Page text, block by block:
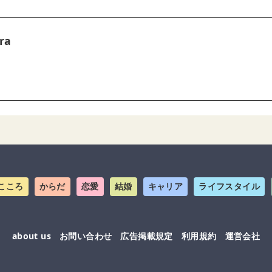
ころ からだ 恋愛 結婚 キャリア ライフスタイル
about us お問い合わせ 広告掲載規定 利用規約 運営会社